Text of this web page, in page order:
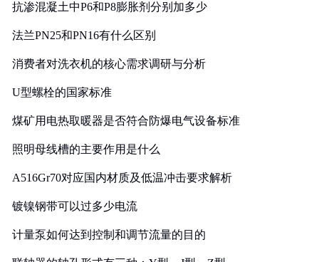
抗渗混凝土中P6和P8膨胀剂分别加多少
法兰PN25和PN16有什么区别
消费者对洗衣机的核心需求调研与分析
U型螺栓的国家标准
煤矿用电热取暖器是否符合防爆电气设备标准
照明母线槽的主要作用是什么
A516Gr70对应国内材质及低温冲击要求解析
镀镍钢带可以过多少电流
计量泵如何达到控制和调节流量的目的